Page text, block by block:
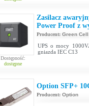
Dostępność:
dostępne
Zasilacz
Power Proof z
Producent: Green Cell
UPS o mocy
gniazda IEC C13
Option SFP+
Producent: Option